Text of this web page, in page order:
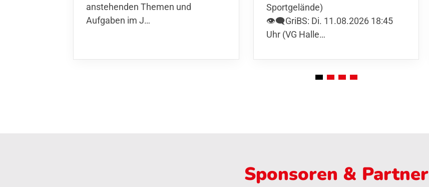
anstehenden Themen und
Aufgaben im J…
Sportgelände)
👁️‍🗨️GriBS: Di. 11.08.2026 18:45
Uhr (VG Halle…
Sponsoren & Partner